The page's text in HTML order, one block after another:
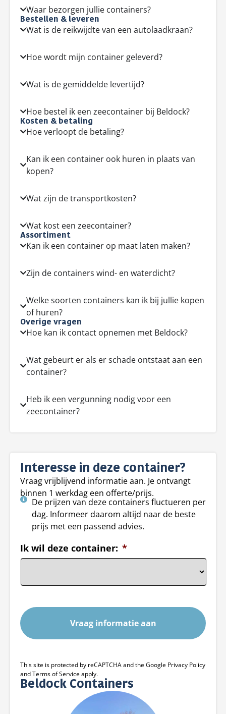
Waar bezorgen jullie containers?
Bestellen & leveren
Wat is de reikwijdte van een autolaadkraan?
Hoe wordt mijn container geleverd?
Wat is de gemiddelde levertijd?
Hoe bestel ik een zeecontainer bij Beldock?
Kosten & betaling
Hoe verloopt de betaling?
Kan ik een container ook huren in plaats van
kopen?
Wat zijn de transportkosten?
Wat kost een zeecontainer?
Assortiment
Kan ik een container op maat laten maken?
Zijn de containers wind- en waterdicht?
Welke soorten containers kan ik bij jullie kopen
of huren?
Overige vragen
Hoe kan ik contact opnemen met Beldock?
Wat gebeurt er als er schade ontstaat aan een
container?
Heb ik een vergunning nodig voor een
zeecontainer?
Interesse in deze container?
Vraag vrijblijvend informatie aan. Je ontvangt
binnen 1 werkdag een offerte/prijs.
De prijzen van deze containers fluctueren per
dag. Informeer daarom altijd naar de beste
prijs met een passend advies.
Ik wil deze container: *
This site is protected by reCAPTCHA and the Google Privacy Policy
and Terms of Service apply.
Beldock Containers